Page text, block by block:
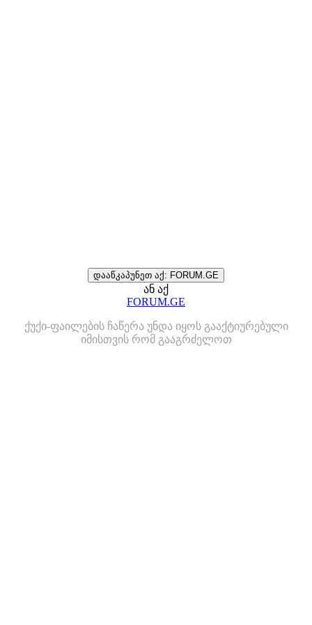
დააწკაპუნეთ აქ: FORUM.GE
ან აქ
FORUM.GE
ქუქი-ფაილების ჩაწერა უნდა იყოს გააქტიურებული
იმისთვის რომ გააგრძელოთ